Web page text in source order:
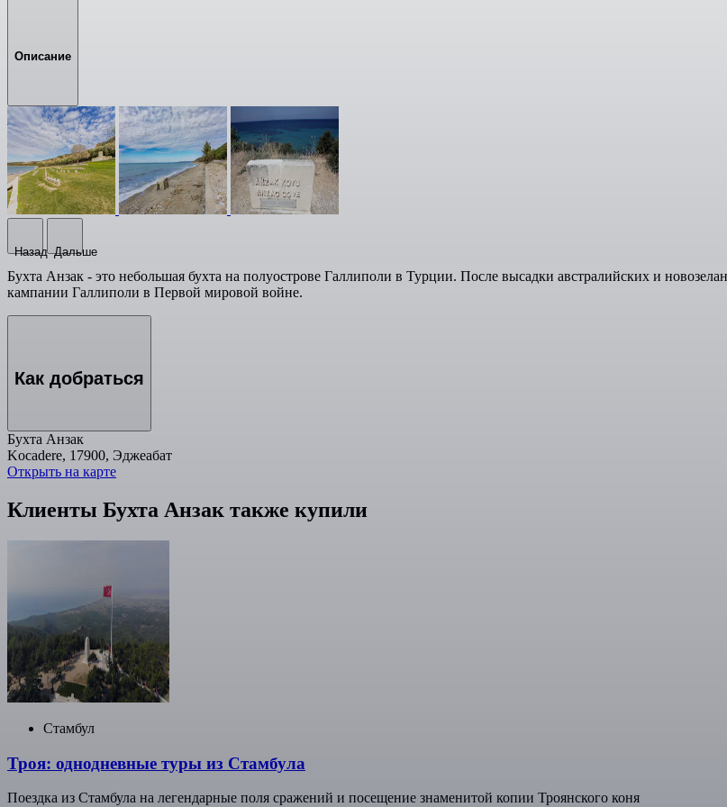
Описание
Назад Дальше
Бухта Анзак - это небольшая бухта на полуострове Галлиполи в Турции. После высадки австралийских и
кампании Галлиполи в Первой мировой войне.
Как добраться
Бухта Анзак
Kocadere, 17900, Эджеабат
Открыть на карте
Клиенты Бухта Анзак также купили
Стамбул
Троя: однодневные туры из Стамбула
Поездка из Стамбула на легендарные поля сражений и посещение знаменитой копии Троянского коня